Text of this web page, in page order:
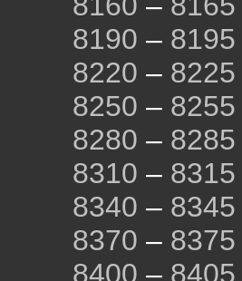
8190 – 8195
8220 – 8225
8250 – 8255
8280 – 8285
8310 – 8315
8340 – 8345
8370 – 8375
8400 – 8405